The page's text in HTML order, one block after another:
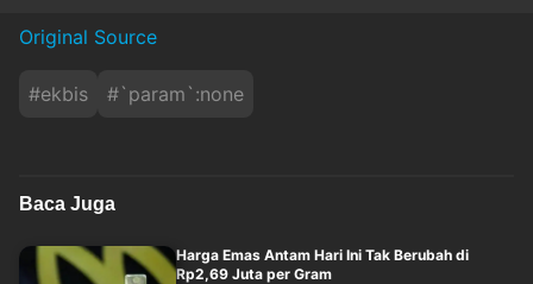
Original Source
#ekbis #`param`:none
Baca Juga
Harga Emas Antam Hari Ini Tak Berubah di
Rp2,69 Juta per Gram